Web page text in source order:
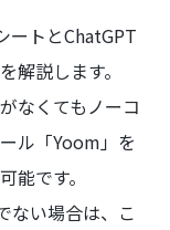
ートとChatGPT
解説します。
なくてもノーコ
ル「Yoom」を
能です。
ない場合は、こ